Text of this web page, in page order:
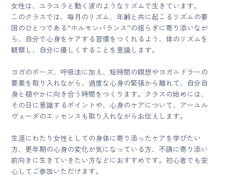
女性は、ユラユラと動く波のようなリズムで生きています。
このクラスでは、毎月のリズム、年齢と共に起こるリズムの要
因のひとつである“ホルモンバランス”の揺らぎに寄り添いなが
ら、自分で心身をケアする習慣をつくれるよう、体のリズムを
観察し、自分に優しくすることを意識します。
ヨガのポーズ、呼吸法に加え、短時間の瞑想やヨガニドラーの
要素を取り入れながら、過度な心身の緊張から離れて、自分自
身と穏やかに向き合う時間をつくります。クラスの始めには、
その日に意識するポイントや、心身のケアについて、アーユル
ヴェーダのエッセンスも取り入れながらお伝えします。
生涯にわたり女性としての身体に寄り添ったケアを学びたい
方、更年期の心身の変化が気になっている方、不調に寄り添い
前向きに生きていきたい方などにおすすめです。初心者でも安
心してご参加いただけます。